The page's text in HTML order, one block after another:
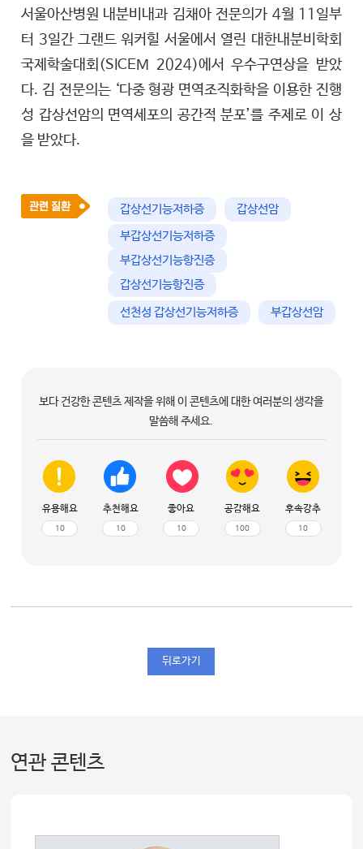
서울아산병원 내분비내과 김채아 전문의가 4월 11일부
터 3일간 그랜드 워커힐 서울에서 열린 대한내분비학회
국제학술대회(SICEM 2024)에서 우수구연상을 받았
다. 김 전문의는 ‘다중 형광 면역조직화학을 이용한 진행
성 갑상선암의 면역세포의 공간적 분포’를 주제로 이 상
을 받았다.
갑상선기능저하증
갑상선암
부갑상선기능저하증
부갑상선기능항진증
갑상선기능항진증
선천성 갑상선기능저하증
부갑상선암
보다 건강한 콘텐츠 제작을 위해 이 콘텐츠에 대한 여러분의 생각을
말씀해 주세요.
유용해요
10
추천해요
10
좋아요
10
공감해요
100
후속강추
10
뒤로가기
연관 콘텐츠